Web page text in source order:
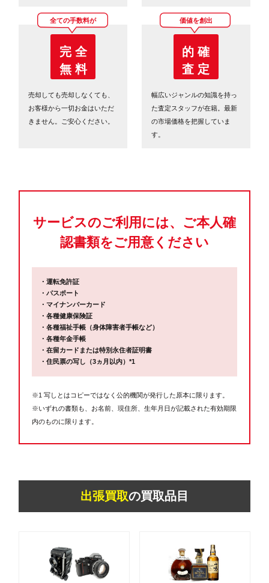
全ての手数料が
完 全
無 料
売却しても売却しなくても、
お客様から一切お金はいただ
きません。ご安心ください。
価値を創出
的 確
査 定
幅広いジャンルの知識を持っ
た査定スタッフが在籍。最新
の市場価格を把握していま
す。
サービスのご利用には、ご本人確
認書類をご用意ください
・運転免許証
・パスポート
・マイナンバーカード
・各種健康保険証
・各種福祉手帳（身体障害者手帳など）
・各種年金手帳
・在留カードまたは特別永住者証明書
・住民票の写し（3ヵ月以内）*1
※1 写しとはコピーではなく公的機関が発行した原本に限ります。
※いずれの書類も、お名前、現住所、生年月日が記載された有効期限
内のものに限ります。
出張買取の買取品目